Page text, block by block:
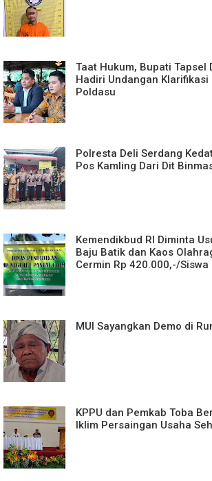
Taat Hukum, Bupati Tapsel
Hadiri Undangan Klarifikasi
Poldasu
Polresta Deli Serdang
Pos Kamling Dari Dit
Kemendikbud RI Diminta
Baju Batik dan Kaos
Cermin Rp 420.000,-/Siswa
MUI Sayangkan Demo di
KPPU dan Pemkab Toba
Iklim Persaingan Usaha